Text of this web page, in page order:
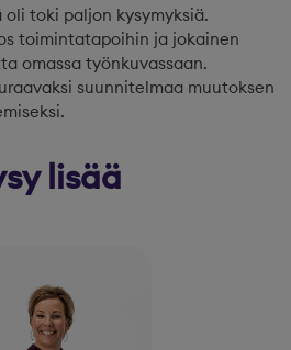
toki paljon kysymyksiä.
toimintatapoihin ja jokainen
omassa työnkuvassaan.
suunnitelmaa muutoksen
lisää